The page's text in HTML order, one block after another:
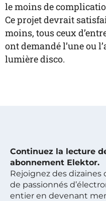
le moins de
Ce projet devrait
moins, tous ceux
ont demandé l’une ou
lumière disco.
Continuez la lecture
abonnement Elektor.
Rejoignez des dizaines
de passionnés
entier en devenant